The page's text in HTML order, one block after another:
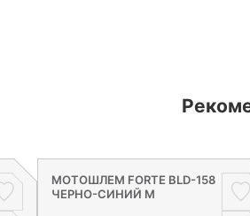
МОТОШЛЕМ FORTE BLD-158
ЧЕРНО-СИНИЙ M